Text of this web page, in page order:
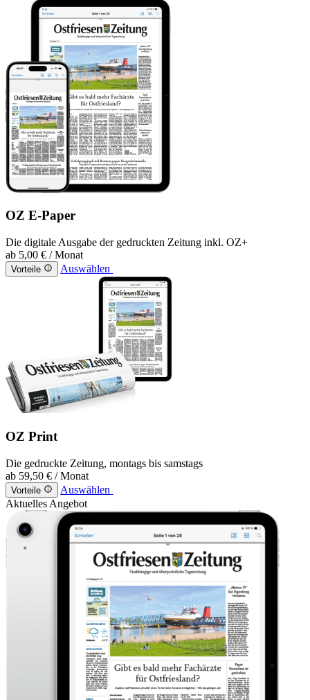
OZ E-Paper
Die digitale Ausgabe der gedruckten Zeitung inkl. OZ+
ab 5,00 € / Monat
Vorteile Auswählen
OZ Print
Die gedruckte Zeitung, montags bis samstags
ab 59,50 € / Monat
Vorteile
Auswählen
Aktuelles Angebot